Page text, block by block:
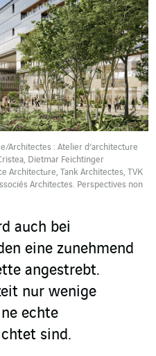
Architectes : Atelier d’architecture
Dietmar Feichtinger
Architecture, Tank Architectes, TVK
Architectes. Perspectives non
auch bei
eine zunehmend
angestrebt.
nur wenige
echte
sind.